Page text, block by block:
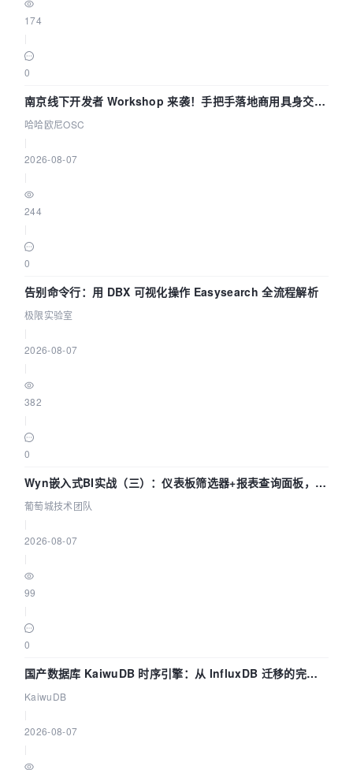
174
0
南京线下开发者 Workshop 来袭！手把手落地商用具身交互
智能 Agent 应用
哈哈欧尼OSC
2026-08-07
244
0
告别命令行：用 DBX 可视化操作 Easysearch 全流程解析
极限实验室
2026-08-07
382
0
Wyn嵌入式BI实战（三）：仪表板筛选器+报表查询面板，参
数联动全闭环
葡萄城技术团队
2026-08-07
99
0
国产数据库 KaiwuDB 时序引擎：从 InfluxDB 迁移的完整
技术路径
KaiwuDB
2026-08-07